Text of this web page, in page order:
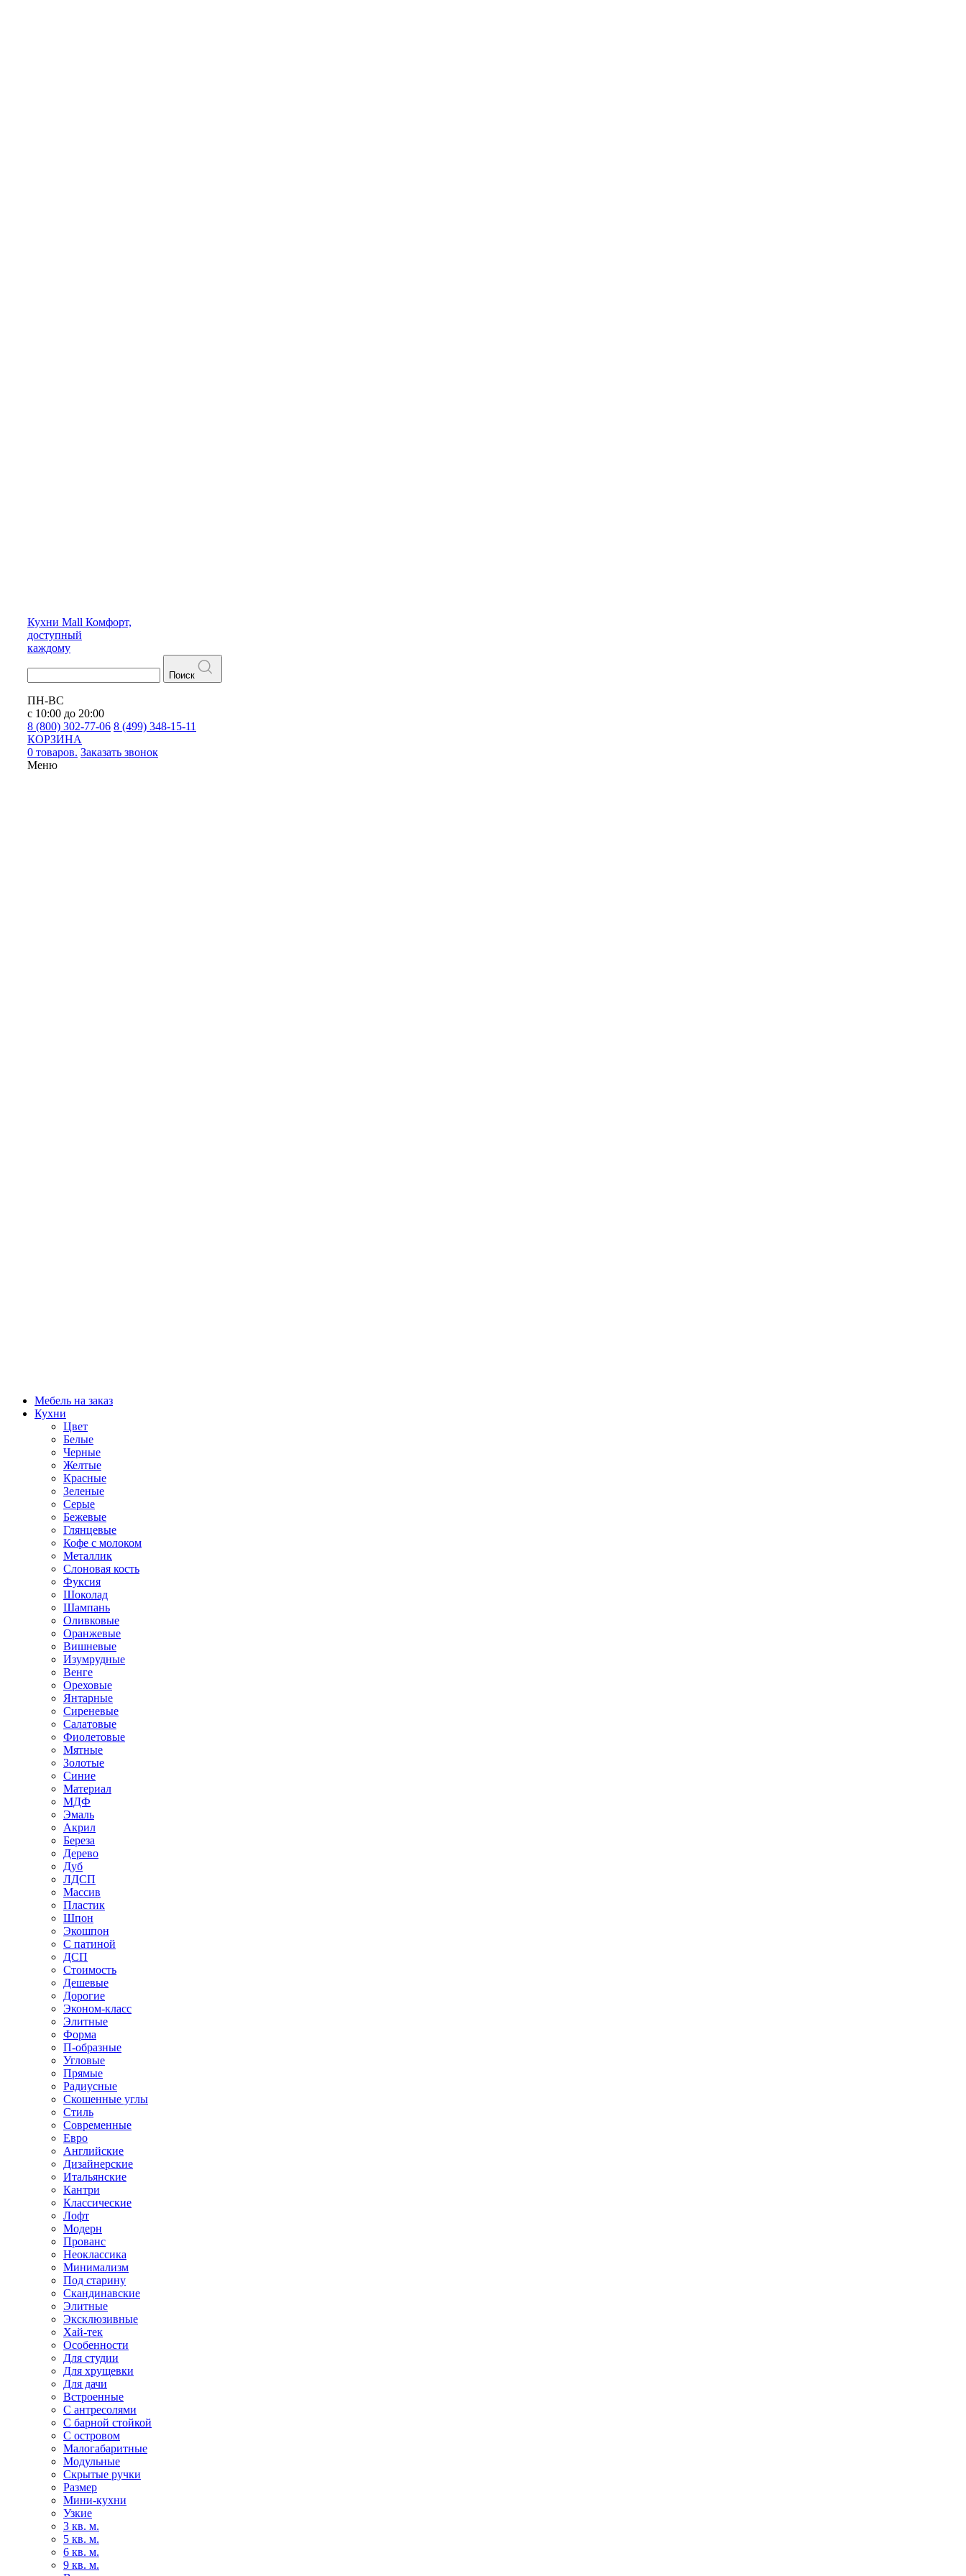
Кухни Mall Комфорт,
доступный
каждому
Поиск
ПН-ВС
с 10:00 до 20:00
8 (800) 302-77-06 8 (499) 348-15-11
КОРЗИНА
0 товаров. Заказать звонок
Меню
Мебель на заказ
Кухни
Цвет
Белые
Черные
Желтые
Красные
Зеленые
Серые
Бежевые
Глянцевые
Кофе с молоком
Металлик
Слоновая кость
Фуксия
Шоколад
Шампань
Оливковые
Оранжевые
Вишневые
Изумрудные
Венге
Ореховые
Янтарные
Сиреневые
Салатовые
Фиолетовые
Мятные
Золотые
Синие
Материал
МДФ
Эмаль
Акрил
Береза
Дерево
Дуб
ЛДСП
Массив
Пластик
Шпон
Экошпон
С патиной
ДСП
Стоимость
Дешевые
Дорогие
Эконом-класс
Элитные
Форма
П-образные
Угловые
Прямые
Радиусные
Скошенные углы
Стиль
Современные
Евро
Английские
Дизайнерские
Итальянские
Кантри
Классические
Лофт
Модерн
Прованс
Неоклассика
Минимализм
Под старину
Скандинавские
Элитные
Эксклюзивные
Хай-тек
Особенности
Для студии
Для хрущевки
Для дачи
Встроенные
С антресолями
С барной стойкой
С островом
Малогабаритные
Модульные
Скрытые ручки
Размер
Мини-кухни
Узкие
3 кв. м.
5 кв. м.
6 кв. м.
9 кв. м.